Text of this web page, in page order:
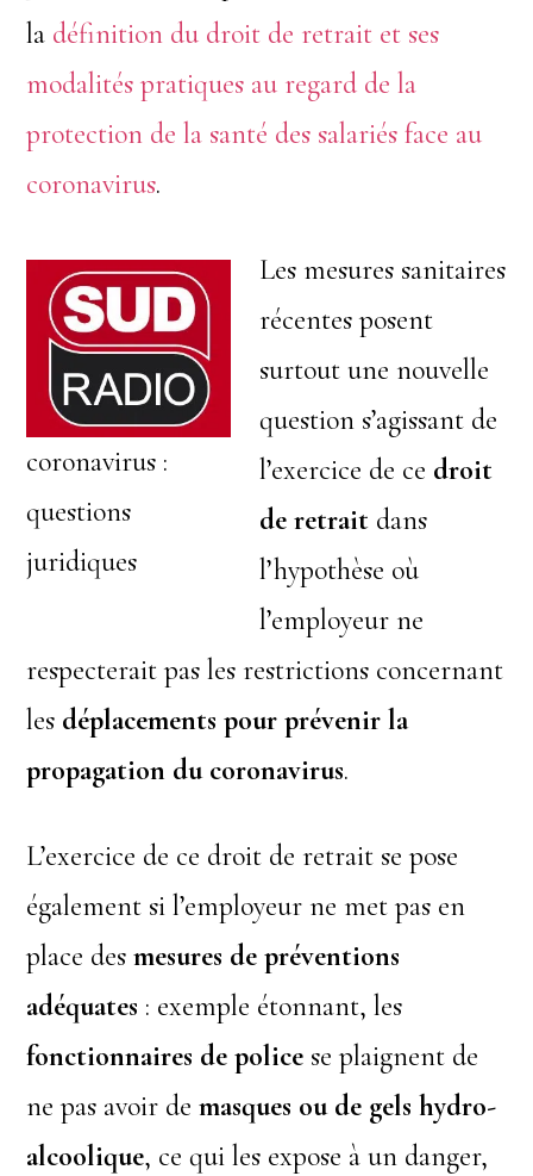
la définition du droit de retrait et ses
modalités pratiques au regard de la
protection de la santé des salariés face au
coronavirus.
coronavirus :
questions
juridiques
Les mesures sanitaires
récentes posent
surtout une nouvelle
question s’agissant de
l’exercice de ce droit
de retrait dans
l’hypothèse où
l’employeur ne
respecterait pas les restrictions concernant
les déplacements pour prévenir la
propagation du coronavirus.
L’exercice de ce droit de retrait se pose
également si l’employeur ne met pas en
place desmesures de préventions
adéquates : exemple étonnant, les
fonctionnaires de police se plaignent de
ne pas avoir demasques ou de gels hydro-
alcoolique, ce qui les expose à un danger,